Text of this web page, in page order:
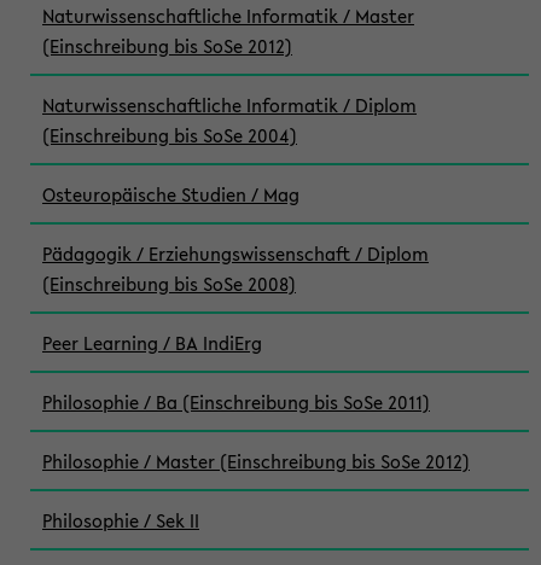
Naturwissenschaftliche Informatik / Master
(Einschreibung bis SoSe 2012)
Naturwissenschaftliche Informatik / Diplom
(Einschreibung bis SoSe 2004)
Osteuropäische Studien / Mag
Pädagogik / Erziehungswissenschaft / Diplom
(Einschreibung bis SoSe 2008)
Peer Learning / BA IndiErg
Philosophie / Ba (Einschreibung bis SoSe 2011)
Philosophie / Master (Einschreibung bis SoSe 2012)
Philosophie / Sek II